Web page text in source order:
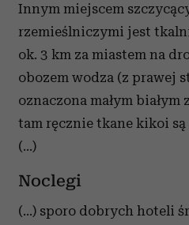
Innym miejscem
rzemieślniczymi jest
ok. 3 km za miastem na
obozem wodza (z prawej
oznaczona małym
tam ręcznie tkane kikoi są
(…)
Noclegi
(…) sporo dobrych hoteli